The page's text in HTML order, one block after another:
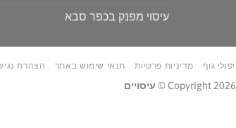
עיסוי מפנק בכפר סבא
מדיניות פרטיות תנאי שימוש באתר הצהרת
Copyright 2026 © עיסויים